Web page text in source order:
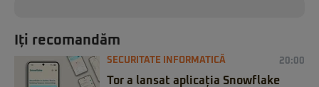
Iți recomandăm
SECURITATE INFORMATICĂ 20:00
Tor a lansat aplicația Snowflake